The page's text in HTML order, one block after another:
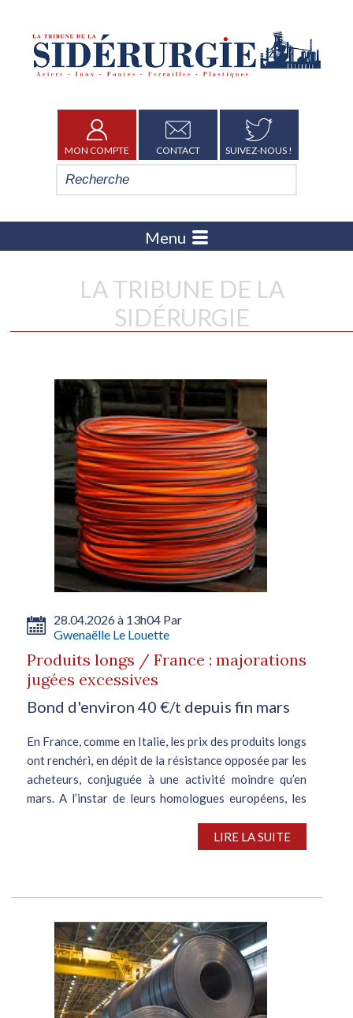
MON COMPTE CONTACT SUIVEZ-NOUS !
Menu
LA TRIBUNE DE LA
SIDÉRURGIE
28.04.2026 à 13h04 Par
Gwenaëlle Le Louette
Produits longs / France : majorations
jugées excessives
Bond d'environ 40 €/t depuis fin mars
En France, comme en Italie, les prix des produits longs
ont renchéri, en dépit de la résistance opposée par les
acheteurs, conjuguée à une activité moindre qu’en
mars. A l’instar de leurs homologues européens, les
LIRE LA SUITE